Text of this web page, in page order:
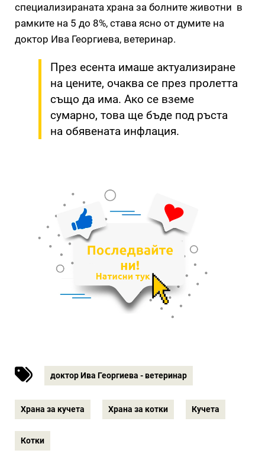
специализираната храна за болните животни в
рамките на 5 до 8%, става ясно от думите на
доктор Ива Георгиева, ветеринар.
През есента имаше актуализиране
на цените, очаква се през пролетта
също да има. Ако се вземе
сумарно, това ще бъде под ръста
на обявената инфлация.
доктор Ива Георгиева - ветеринар
Храна за кучета Храна за котки Кучета
Котки